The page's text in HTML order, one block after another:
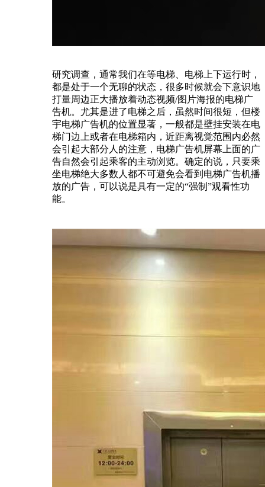
研究调查，通常我们在等电梯、电梯上下运行时，
都是处于一个无聊的状态，很多时候就会下意识地
打量周边正大播放着动态视频/图片海报的电梯广
告机。尤其是进了电梯之后，虽然时间很短，但楼
宇电梯广告机的位置显著，一般都是壁挂安装在电
梯门边上或者在电梯箱内，近距离视觉范围内必然
会引起大部分人的注意，电梯广告机屏幕上面的广
告自然会引起乘客的主动浏览。确定的说，只要乘
坐电梯绝大多数人都不可避免会看到电梯广告机播
放的广告，可以说是具有一定的“强制”观看性功
能。